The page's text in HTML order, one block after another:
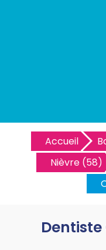
Accueil
Nièvre (58)